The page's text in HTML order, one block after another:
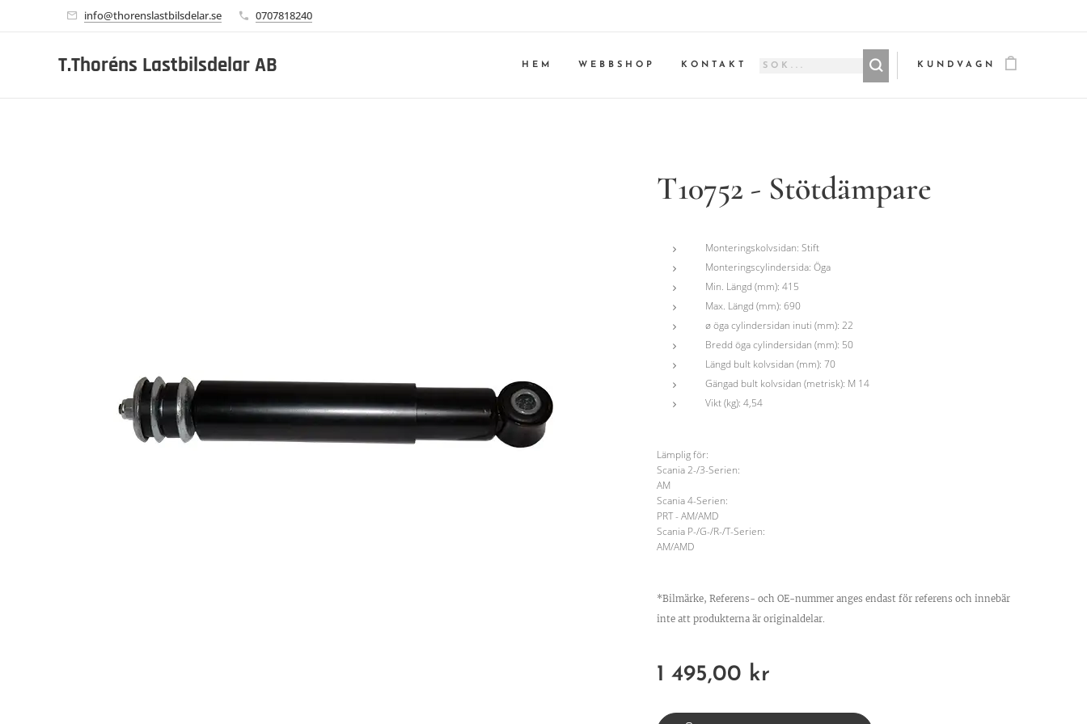
info@thorenslastbilsdelar.se 0707818240
T.Thoréns Lastbilsdelar AB HEM WEBBSHOP KONTAKT KUNDVAGN
T10752 - Stötdämpare
Monteringskolvsidan: Stift
Monteringscylindersida: Öga
Min. Längd (mm): 415
Max. Längd (mm): 690
ø öga cylindersidan inuti (mm): 22
Bredd öga cylindersidan (mm): 50
Längd bult kolvsidan (mm): 70
Gängad bult kolvsidan (metrisk): M 14
Vikt (kg): 4,54
Lämplig för:
Scania 2-/3-Serien:
AM
Scania 4-Serien:
PRT - AM/AMD
Scania P-/G-/R-/T-Serien:
AM/AMD
*Bilmärke, Referens- och OE-nummer anges endast för referens och innebär
inte att produkterna är originaldelar.
1 495,00 kr